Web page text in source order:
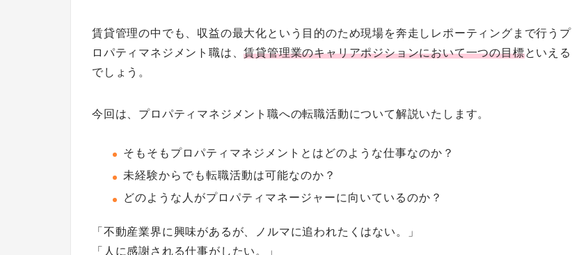
賃貸管理の中でも、収益の最大化という目的のため現場を奔走しレポーティングまで行うプ
ロパティマネジメント職は、賃貸管理業のキャリアポジションにおいて一つの目標といえる
でしょう。
今回は、プロパティマネジメント職への転職活動について解説いたします。
そもそもプロパティマネジメントとはどのような仕事なのか？
未経験からでも転職活動は可能なのか？
どのような人がプロパティマネージャーに向いているのか？
「不動産業界に興味があるが、ノルマに追われたくはない。」
「人に感謝される仕事がしたい。」